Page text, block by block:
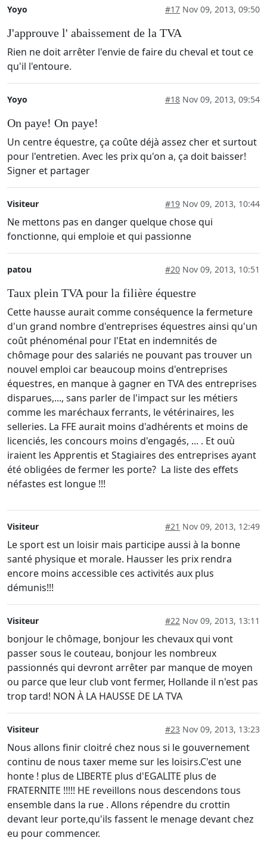
Yoyo #17 Nov 09, 2013, 09:50
J'approuve l' abaissement de la TVA
Rien ne doit arrêter l'envie de faire du cheval et tout ce
qu'il l'entoure.
Yoyo #18 Nov 09, 2013, 09:54
On paye! On paye!
Un centre équestre, ça coûte déjà assez cher et surtout
pour l'entretien. Avec les prix qu'on a, ça doit baisser!
Signer et partager
Visiteur #19 Nov 09, 2013, 10:44
Ne mettons pas en danger quelque chose qui
fonctionne, qui emploie et qui passionne
patou #20 Nov 09, 2013, 10:51
Taux plein TVA pour la filière équestre
Cette hausse aurait comme conséquence la fermeture
d'un grand nombre d'entreprises équestres ainsi qu'un
coût phénoménal pour l'Etat en indemnités de
chômage pour des salariés ne pouvant pas trouver un
nouvel emploi car beaucoup moins d'entreprises
équestres, en manque à gagner en TVA des entreprises
disparues,..., sans parler de l'impact sur les métiers
comme les maréchaux ferrants, le vétérinaires, les
selleries. La FFE aurait moins d'adhérents et moins de
licenciés, les concours moins d'engagés, ... . Et ouù
iraient les Apprentis et Stagiaires des entreprises ayant
été obligées de fermer les porte? La liste des effets
néfastes est longue !!!
Visiteur #21 Nov 09, 2013, 12:49
Le sport est un loisir mais participe aussi à la bonne
santé physique et morale. Hausser les prix rendra
encore moins accessible ces activités aux plus
démunis!!!
Visiteur #22 Nov 09, 2013, 13:11
bonjour le chômage, bonjour les chevaux qui vont
passer sous le couteau, bonjour les nombreux
passionnés qui devront arrêter par manque de moyen
ou parce que leur club vont fermer, Hollande il n'est pas
trop tard! NON À LA HAUSSE DE LA TVA
Visiteur #23 Nov 09, 2013, 13:23
Nous allons finir cloitré chez nous si le gouvernement
continu de nous taxer meme sur les loisirs.C'est une
honte ! plus de LIBERTE plus d'EGALITE plus de
FRATERNITE !!!!! HE reveillons nous descendons tous
ensemble dans la rue . Allons répendre du crottin
devant leur porte,qu'ils fassent le menage devant chez
eu pour commencer.